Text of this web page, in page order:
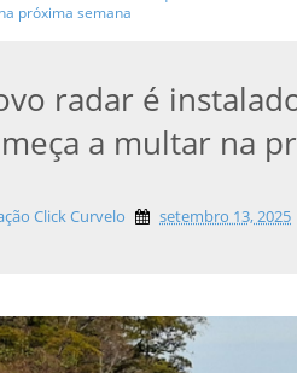
próxima semana
radar é
a multar na
Click Curvelo setembro 13, 2025